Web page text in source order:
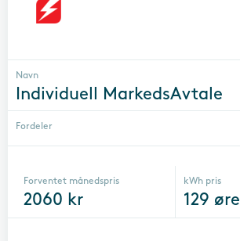
Navn
Individuell MarkedsAvtale
Fordeler
Forventet månedspris
2060 kr
kWh pris
129 øre